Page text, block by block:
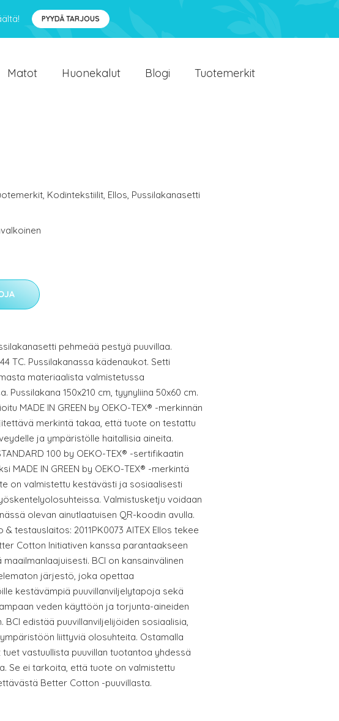
PYYDÄ TARJOUS
Matot Huonekalut Blogi Tuotemerkit
, Kodintekstiilit, Ellos, Pussilakanasetti
pehmeää pestyä puuvillaa.
TC. Pussilakanassa kädenaukot. Setti
materiaalista valmistetussa
Pussilakana 150x210 cm, tyynyliina 50x60 cm.
MADE IN GREEN by OEKO-TEX® -merkinnän
merkintä takaa, että tuote on testattu
ja ympäristölle haitallisia aineita.
100 by OEKO-TEX® -sertifikaatin
MADE IN GREEN by OEKO-TEX® -merkintä
on valmistettu kestävästi ja sosiaalisesti
Valmistusketju voidaan
olevan ainutlaatuisen QR-koodin avulla.
& testauslaitos: 2011PK0073 AITEX Ellos tekee
Cotton Initiativen kanssa parantaakseen
maailmanlaajuisesti. BCI on kansainvälinen
järjestö, joka opettaa
kestävämpiä puuvillanviljelytapoja sekä
veden käyttöön ja torjunta-aineiden
BCI edistää puuvillanviljelijöiden sosiaalisia,
liittyviä olosuhteita. Ostamalla
vastuullista puuvillan tuotantoa yhdessä
Se ei tarkoita, että tuote on valmistettu
Better Cotton -puuvillasta.